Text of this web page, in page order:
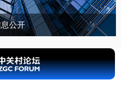
公开